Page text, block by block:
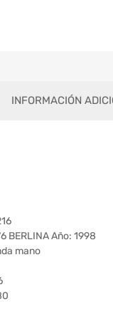
INFORMACIÓN
BERLINA Año: 1998
mano